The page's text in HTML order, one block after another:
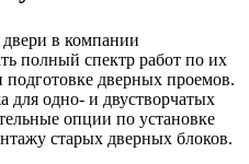
в компании
полный спектр работ по их
подготовке дверных проемов.
для одно- и двустворчатых
опции по установке
старых дверных блоков.